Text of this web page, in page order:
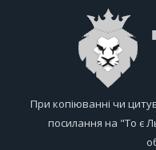
При копіюванні чи
посилання на "То є